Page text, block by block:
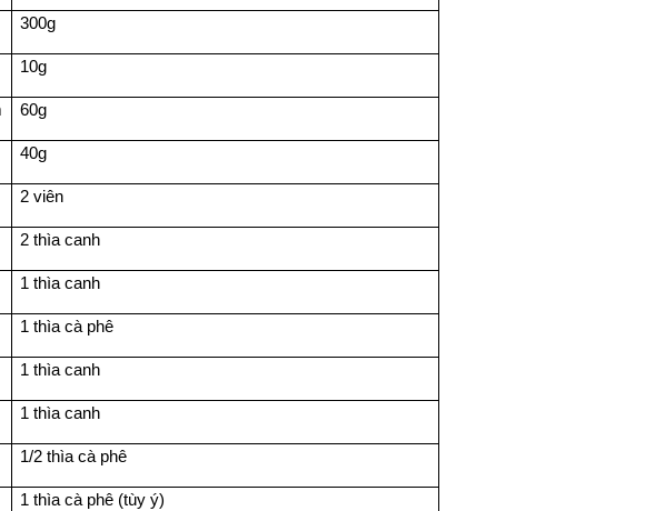
300g
10g
60g
40g
2 viên
2 thìa canh
1 thìa canh
1 thìa cà phê
1 thìa canh
1 thìa canh
1/2 thìa cà phê
1 thìa cà phê (tùy ý)